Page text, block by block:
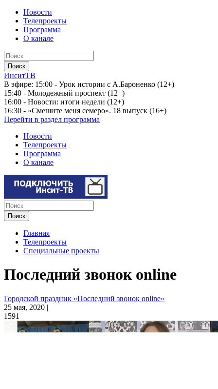
Новости
Телепроекты
Программа
О канале
ИнситТВ
В эфире: 15:00 - Урок истории с А.Бароненко (12+)
15:40 - Молодежный проспект (12+)
16:00 - Новости: итоги недели (12+)
16:30 - «Смешите меня семеро». 18 выпуск (16+)
Перейти в раздел программа
Новости
Телепроекты
Программа
О канале
Главная
Телепроекты
Специальные проекты
Последний звонок online
Городской праздник «Последний звонок online»
25 мая, 2020 |
1591